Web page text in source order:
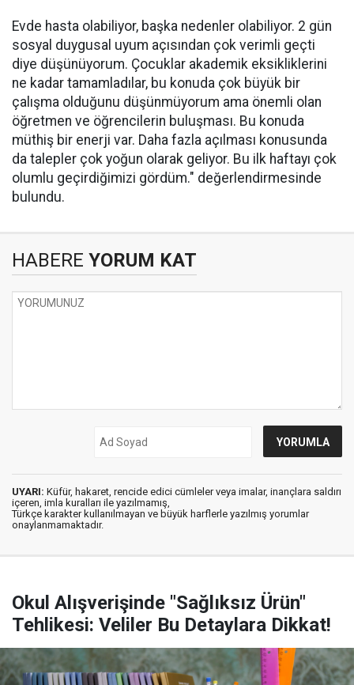
Evde hasta olabiliyor, başka nedenler olabiliyor. 2 gün
sosyal duygusal uyum açısından çok verimli geçti
diye düşünüyorum. Çocuklar akademik eksikliklerini
ne kadar tamamladılar, bu konuda çok büyük bir
çalışma olduğunu düşünmüyorum ama önemli olan
öğretmen ve öğrencilerin buluşması. Bu konuda
müthiş bir enerji var. Daha fazla açılması konusunda
da talepler çok yoğun olarak geliyor. Bu ilk haftayı çok
olumlu geçirdiğimizi gördüm." değerlendirmesinde
bulundu.
HABERE YORUM KAT
UYARI: Küfür, hakaret, rencide edici cümleler veya imalar, inançlara saldırı
içeren, imla kuralları ile yazılmamış,
Türkçe karakter kullanılmayan ve büyük harflerle yazılmış yorumlar
onaylanmamaktadır.
Okul Alışverişinde "Sağlıksız Ürün"
Tehlikesi: Veliler Bu Detaylara Dikkat!